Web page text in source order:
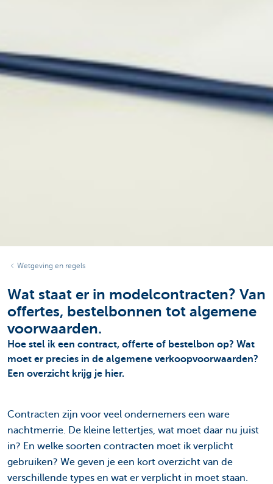
Wetgeving en regels
Wat staat er in modelcontracten? Van
offertes, bestelbonnen tot algemene
voorwaarden.
Hoe stel ik een contract, offerte of bestelbon op? Wat
moet er precies in de algemene verkoopvoorwaarden?
Een overzicht krijg je hier.
Contracten zijn voor veel ondernemers een ware
nachtmerrie. De kleine lettertjes, wat moet daar nu juist
in? En welke soorten contracten moet ik verplicht
gebruiken? We geven je een kort overzicht van de
verschillende types en wat er verplicht in moet staan.